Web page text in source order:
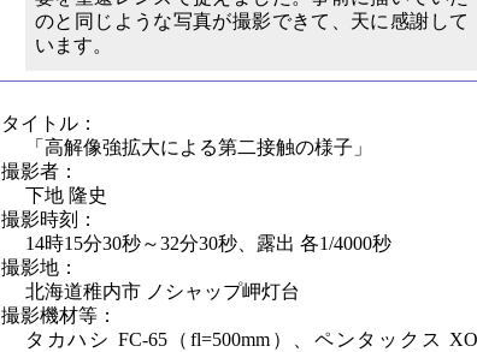
のと同じような写真が撮影できて、天に感謝して
います。
タイトル：
「高解像強拡大による第二接触の様子」
撮影者：
下地 隆史
撮影時刻：
14時15分30秒～32分30秒、露出 各1/4000秒
撮影地：
北海道稚内市 ノシャップ岬灯台
撮影機材等：
タカハシ FC-65（fl=500mm）、ペンタックス XO